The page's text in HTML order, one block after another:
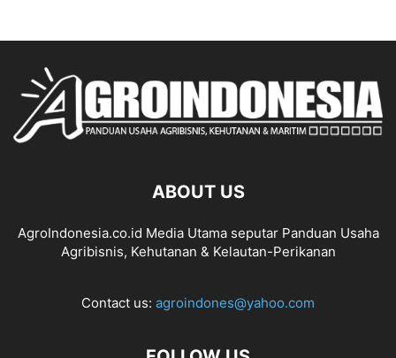
ABOUT US
AgroIndonesia.co.id Media Utama seputar Panduan Usaha
Agribisnis, Kehutanan & Kelautan-Perikanan
Contact us: agroindones@yahoo.com